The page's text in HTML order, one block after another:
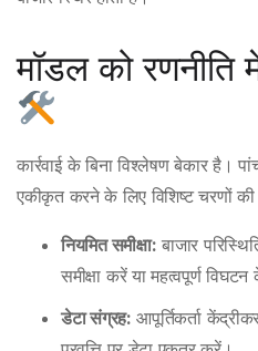
मॉडल को
कार्रवाई के बिना विश्लेषण बेकार है।
एकीकृत करने के लिए विशिष्ट चरणों
नियमित समीक्षा: बाजार
समीक्षा करें या महत्वपूर्ण
डेटा संग्रह: आपूर्तिकर्ता